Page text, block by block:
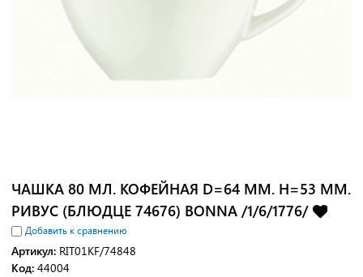
ЧАШКА 80 МЛ. КОФЕЙНАЯ D=64 ММ. H=53 ММ.
РИВУС (БЛЮДЦЕ 74676) BONNA /1/6/1776/
Добавить к сравнению
Артикул: RIT01KF/74848
Код: 44004